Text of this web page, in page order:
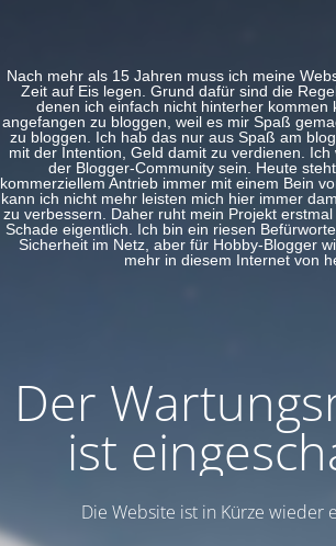
Nach mehr als 15 Jahren muss ich meine
Zeit auf Eis legen. Grund dafür sind die
denen ich einfach nicht hinterher kommen
angefangen zu bloggen, weil es mir Spaß
zu bloggen. Ich hab das nur aus Spaß am
mit der Intention, Geld damit zu verdienen. Ich
der Blogger-Community sein. Heute
kommerziellem Antrieb immer mit einem Bein
kann ich nicht mehr leisten mich hier immer
zu verbessern. Daher ruht mein Projekt erstmal
Schade eigentlich. Ich bin ein riesen
Sicherheit im Netz, aber für Hobby-Blogger
mehr in diesem Internet von
Der
ist
Die Website ist in Kürze wieder